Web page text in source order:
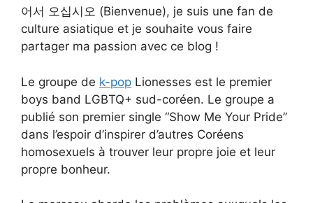
어서 오십시오 (Bienvenue), je suis une fan de
culture asiatique et je souhaite vous faire
partager ma passion avec ce blog !
Le groupe de k-pop Lionesses est le premier
boys band LGBTQ+ sud-coréen. Le groupe a
publié son premier single “Show Me Your Pride”
dans l’espoir d’inspirer d’autres Coréens
homosexuels à trouver leur propre joie et leur
propre bonheur.